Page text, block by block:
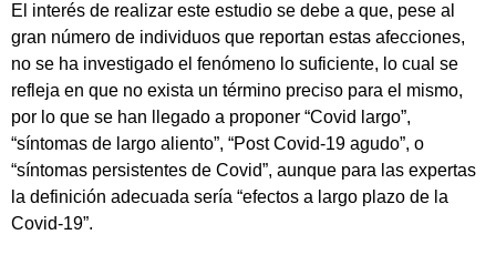
El interés de realizar este estudio se debe a que, pese al
gran número de individuos que reportan estas afecciones,
no se ha investigado el fenómeno lo suficiente, lo cual se
refleja en que no exista un término preciso para el mismo,
por lo que se han llegado a proponer “Covid largo”,
“síntomas de largo aliento”, “Post Covid-19 agudo”, o
“síntomas persistentes de Covid”, aunque para las expertas
la definición adecuada sería “efectos a largo plazo de la
Covid-19”.